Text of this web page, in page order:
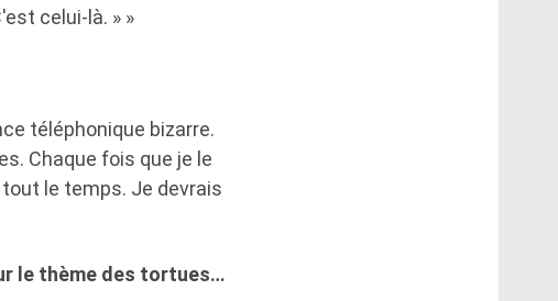
celui-là. » »
téléphonique bizarre.
Chaque fois que je le
tout le temps. Je devrais
le thème des tortues…